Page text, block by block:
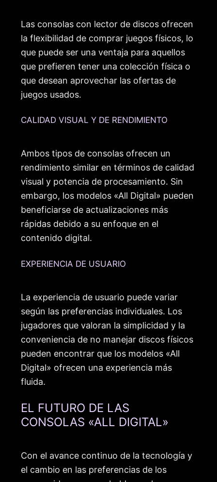
Las consolas con lector de discos ofrecen
la flexibilidad de comprar juegos físicos, lo
que puede ser una ventaja para aquellos
que prefieren tener una colección física o
que desean aprovechar las ofertas de
juegos usados.
CALIDAD VISUAL Y DE RENDIMIENTO
Ambos tipos de consolas ofrecen un
rendimiento similar en términos de calidad
visual y potencia de procesamiento. Sin
embargo, los modelos «All Digital» pueden
beneficiarse de actualizaciones más
rápidas debido a su enfoque en el
contenido digital.
EXPERIENCIA DE USUARIO
La experiencia de usuario puede variar
según las preferencias individuales. Los
jugadores que valoran la simplicidad y la
conveniencia de no manejar discos físicos
pueden encontrar que los modelos «All
Digital» ofrecen una experiencia más
fluida.
EL FUTURO DE LAS
CONSOLAS «ALL DIGITAL»
Con el avance continuo de la tecnología y
el cambio en las preferencias de los